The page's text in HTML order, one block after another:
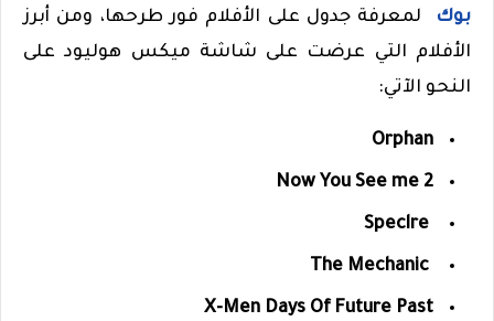
بوك
لمعرفة جدول على الأفلام فور طرحها، ومن أبرز
الأفلام التي عرضت على شاشة ميكس هوليود على
النحو الآتي: